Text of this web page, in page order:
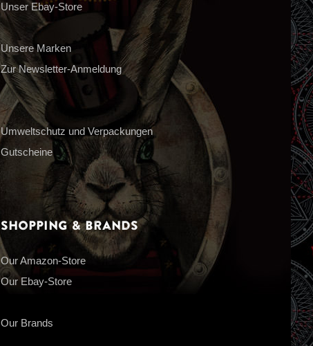
Unser Ebay-Store
Unsere Marken
Zur Newsletter-Anmeldung
Umweltschutz und Verpackungen
Gutscheine
Shopping & Brands
Our Amazon-Store
Our Ebay-Store
Our Brands